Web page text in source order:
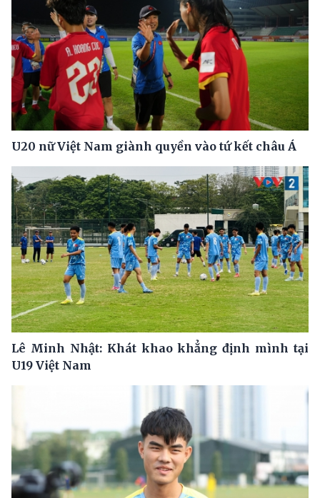
U20 nữ Việt Nam giành quyền vào tứ kết châu Á
Lê Minh Nhật: Khát khao khẳng định mình tại
U19 Việt Nam